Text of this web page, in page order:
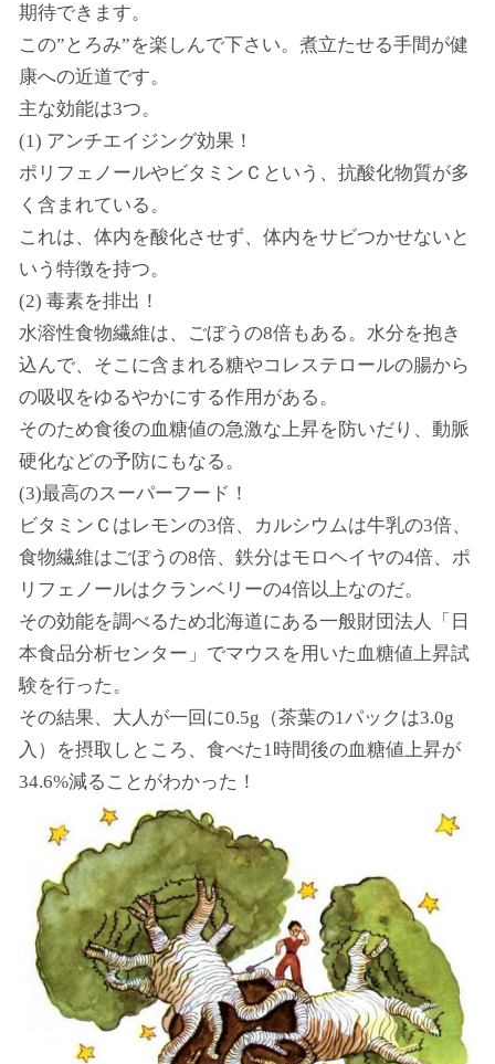
期待できます。
この”とろみ”を楽しんで下さい。煮立たせる手間が健
康への近道です。
主な効能は3つ。
(1) アンチエイジング効果！
ポリフェノールやビタミンＣという、抗酸化物質が多
く含まれている。
これは、体内を酸化させず、体内をサビつかせないと
いう特徴を持つ。
(2) 毒素を排出！
水溶性食物繊維は、ごぼうの8倍もある。水分を抱き
込んで、そこに含まれる糖やコレステロールの腸から
の吸収をゆるやかにする作用がある。
そのため食後の血糖値の急激な上昇を防いだり、動脈
硬化などの予防にもなる。
(3)最高のスーパーフード！
ビタミンＣはレモンの3倍、カルシウムは牛乳の3倍、
食物繊維はごぼうの8倍、鉄分はモロヘイヤの4倍、ポ
リフェノールはクランベリーの4倍以上なのだ。
その効能を調べるため北海道にある一般財団法人「日
本食品分析センター」でマウスを用いた血糖値上昇試
験を行った。
その結果、大人が一回に0.5g（茶葉の1パックは3.0g
入）を摂取しところ、食べた1時間後の血糖値上昇が
34.6%減ることがわかった！